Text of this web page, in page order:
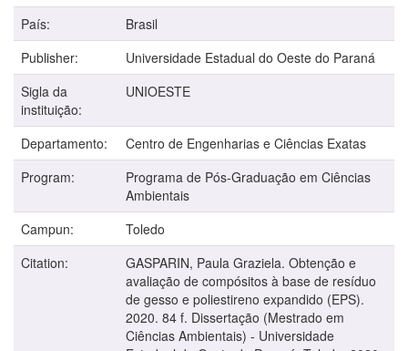
País:
Brasil
Publisher:
Universidade Estadual do Oeste do Paraná
Sigla da
instituição:
UNIOESTE
Departamento:
Centro de Engenharias e Ciências Exatas
Program:
Programa de Pós-Graduação em Ciências
Ambientais
Campun:
Toledo
Citation:
GASPARIN, Paula Graziela. Obtenção e
avaliação de compósitos à base de resíduo
de gesso e poliestireno expandido (EPS).
2020. 84 f. Dissertação (Mestrado em
Ciências Ambientais) - Universidade